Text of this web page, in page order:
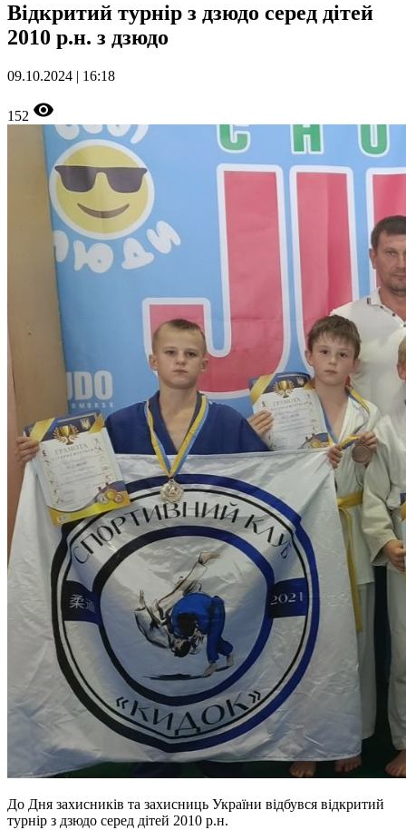
Відкритий турнір з дзюдо серед дітей
2010 р.н. з дзюдо
09.10.2024 | 16:18
152
До Дня захисників та захисниць України відбувся відкритий
турнір з дзюдо серед дітей 2010 р.н.